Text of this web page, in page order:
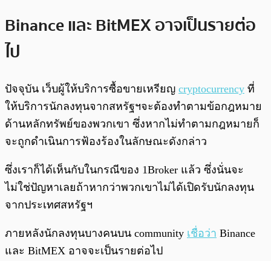
Binance และ BitMEX อาจเป็นรายต่อ
ไป
ปัจจุบัน เว็บผู้ให้บริการซื้อขายเหรียญ cryptocurrency ที่
ให้บริการนักลงทุนจากสหรัฐฯจะต้องทำตามข้อกฎหมาย
ด้านหลักทรัพย์ของพวกเขา ซึ่งหากไม่ทำตามกฎหมายก็
จะถูกดำเนินการฟ้องร้องในลักษณะดังกล่าว
ซึ่งเราก็ได้เห็นกับในกรณีของ 1Broker แล้ว ซึ่งนั่นจะ
ไม่ใช่ปัญหาเลยถ้าหากว่าพวกเขาไม่ได้เปิดรับนักลงทุน
จากประเทศสหรัฐฯ
ภายหลังนักลงทุนบางคนบน community เชื่อว่า Binance
และ BitMEX อาจจะเป็นรายต่อไป